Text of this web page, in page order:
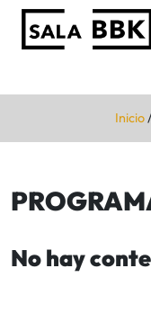
Inicio
No hay